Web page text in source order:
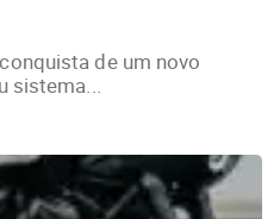
de um novo
sistema...